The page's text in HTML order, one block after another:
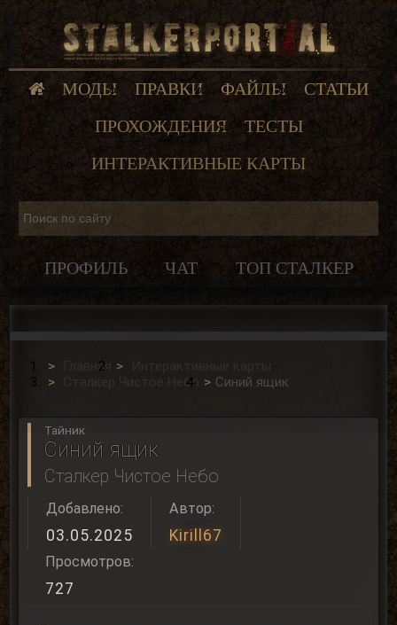
МОДЫ ПРАВКИ ФАЙЛЫ
СТАТЬИ
ПРОХОЖДЕНИЯ
ТЕСТЫ
ИНТЕРАКТИВНЫЕ КАРТЫ
ПРОФИЛЬ ЧАТ ТОП СТАЛКЕР
Главная
Интерактивные карты
Сталкер Чистое Небо
Синий ящик
Тайник
Синий ящик
Сталкер Чистое Небо
Добавлено:
03.05.2025
Автор:
Kirill67
Просмотров:
727